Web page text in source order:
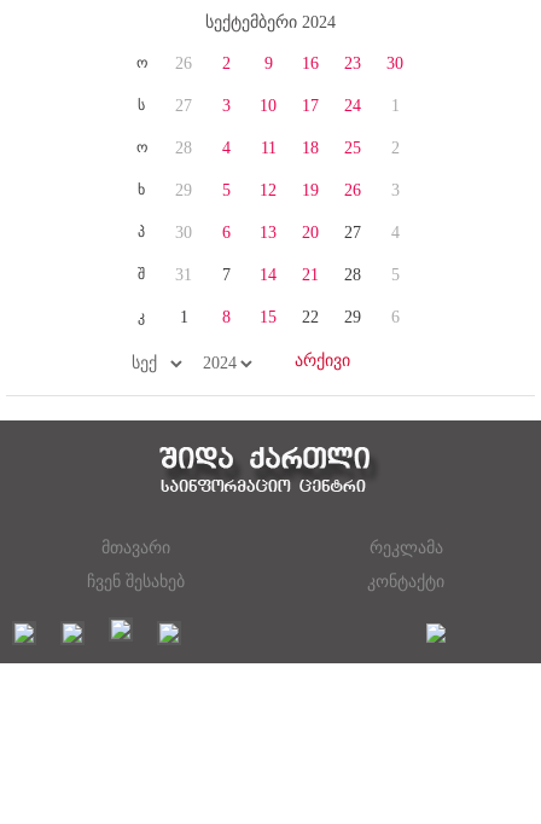
სექტემბერი 2024
ო
ს
ო
ხ
პ
შ
კ
26
27
28
29
30
31
1
2
3
4
5
6
7
8
9
10
11
12
13
14
15
16
17
18
19
20
21
22
23
24
25
26
27
28
29
30
1
2
3
4
5
6
მთავარი
რეკლამა
ჩვენ შესახებ
კონტაქტი